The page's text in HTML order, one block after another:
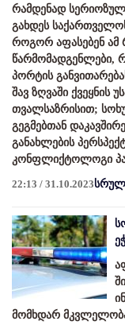
რამდენად
გახდეს
როგორ აფასებენ ამ
წარმომადგენლები,
პორტის
შავ ზღვაში ქვეყნის
თვალსაზრისით;
გეგმებთან
განახლების
კონფლიქტოლოგი
22:13 / 31.10.2023
მომხდარ